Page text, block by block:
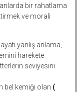
bir rahatlama
ve morali
yanlış anlama,
harekete
seviyesini
bel kemiği olan (